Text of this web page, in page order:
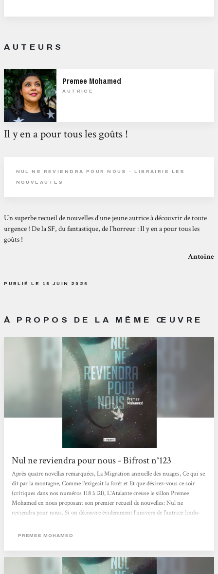
AUTEURS
Premee Mohamed
AUTRICE
Il y en a pour tous les goûts !
NUL NE REVIENDRA POUR NOUS - LIBRAIRIE LES
NOUVEAUTÉS
Un superbe recueil de nouvelles d'une jeune autrice à découvrir de toute
urgence ! De la SF, du fantastique, de l'horreur : Il y en a pour tous les
goûts !
Antoine
PUBLIÉ LE 18 JUIN 2026
À PROPOS DE LA MÊME ŒUVRE
Nul ne reviendra pour nous - Bifrost n°123
Après quatre novellas remarquées, La Migration annuelle des nuages, Ce qui se
dit par la montagne, Comme l'exigeait la forêt et Et que désirez-vous ce soir
(critiques dans nos numéros 118 à l2l), L'Atalante creuse le sillon Premee
Mohamed en nous proposant son premier recueil de nouvelles: Nul ne
reviendra pour nous. Si on découvre évidemment l'univers de l'autrice (indo-
découvre elle, de façon plus intime, dans les notes qui suivent lesdites
PREMEE MOHAMED